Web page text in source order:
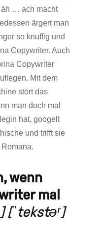
äh … ach macht
ärgert man
so knuffig und
Copywriter. Auch
Copywriter
Mit dem
stört das
man doch mal
hat, googelt
und trifft sie
wenn
mal
[ˈtekstəʳ]